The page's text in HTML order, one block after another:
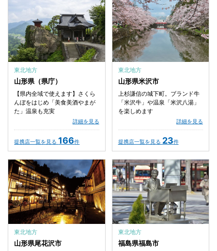
東北地方
山形県（県庁）
【県内全域で使えます】さくら
んぼをはじめ「美食美酒やまが
た」温泉も充実
詳細を見る
提携店一覧を見る 166件
東北地方
山形県米沢市
上杉謙信の城下町。ブランド牛
「米沢牛」や温泉「米沢八湯」
を楽しめます
詳細を見る
提携店一覧を見る 23件
東北地方
山形県尾花沢市
東北地方
福島県福島市